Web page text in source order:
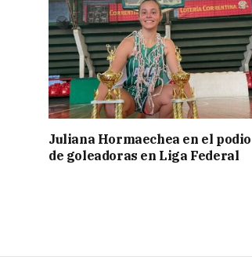
Juliana Hormaechea en el podio
de goleadoras en Liga Federal